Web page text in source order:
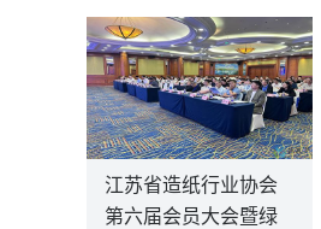
江苏省造纸行业协会
第六届会员大会暨绿